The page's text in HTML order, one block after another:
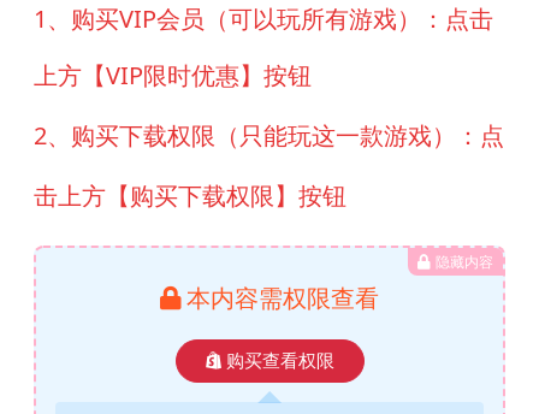
1、购买VIP会员（可以玩所有游戏）：点击
上方【VIP限时优惠】按钮
2、购买下载权限（只能玩这一款游戏）：点
击上方【购买下载权限】按钮
隐藏内容
本内容需权限查看
购买查看权限